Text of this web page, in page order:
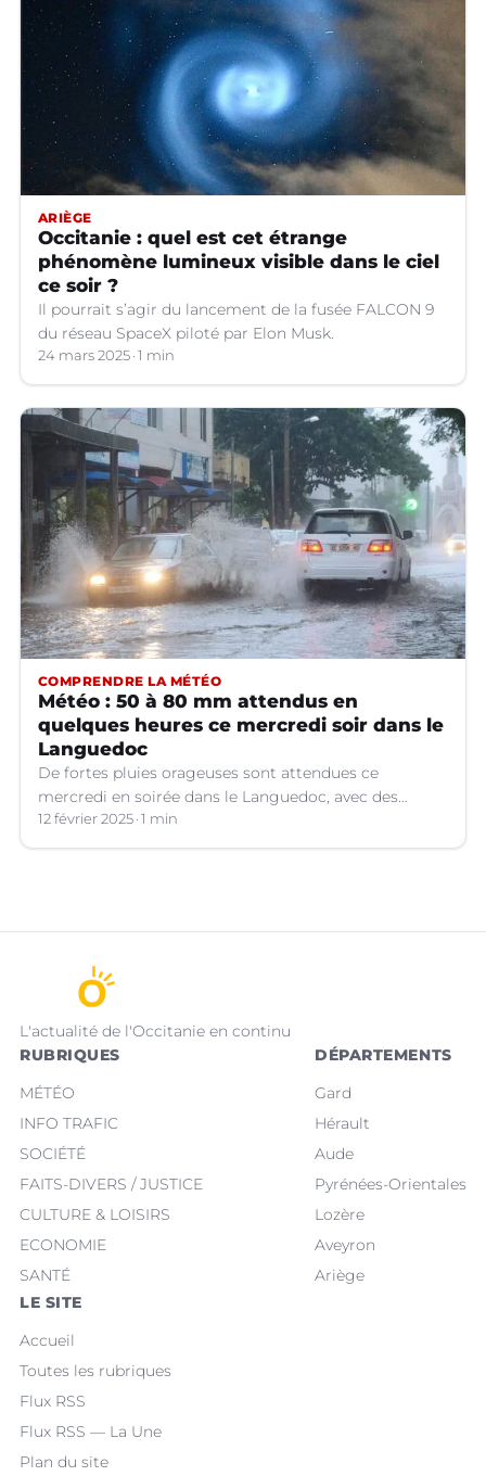
ARIÈGE
Occitanie : quel est cet étrange
phénomène lumineux visible dans le ciel
ce soir ?
Il pourrait s’agir du lancement de la fusée FALCON 9
du réseau SpaceX piloté par Elon Musk.
24 mars 2025 1 min
COMPRENDRE LA MÉTÉO
Météo : 50 à 80 mm attendus en
quelques heures ce mercredi soir dans le
Languedoc
De fortes pluies orageuses sont attendues ce
mercredi en soirée dans le Languedoc, avec des
cumuls importants. Les prévisions météo.
12 février 2025 1 min
L'actualité de l'Occitanie en continu
RUBRIQUES
MÉTÉO
INFO TRAFIC
SOCIÉTÉ
FAITS-DIVERS / JUSTICE
CULTURE & LOISIRS
ECONOMIE
SANTÉ
DÉPARTEMENTS
Gard
Hérault
Aude
Pyrénées-Orientales
Lozère
Aveyron
Ariège
LE SITE
Accueil
Toutes les rubriques
Flux RSS
Flux RSS — La Une
Plan du site